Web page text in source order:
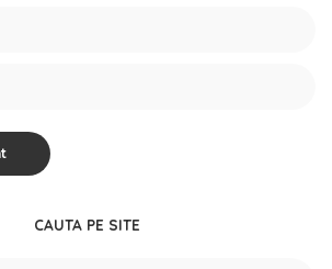
CAUTA PE SITE